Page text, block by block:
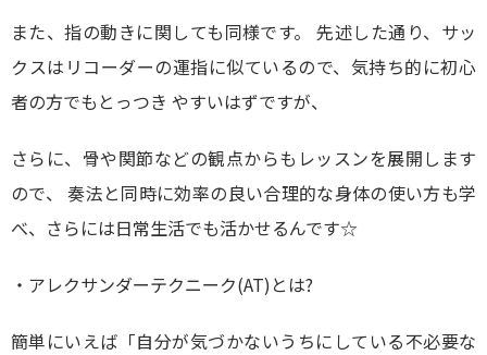
また、指の動きに関しても同様です。 先述した通り、サッ
クスはリコーダーの運指に似ているので、気持ち的に初心
者の方でもとっつき やすいはずですが、
さらに、骨や関節などの観点からもレッスンを展開します
ので、 奏法と同時に効率の良い合理的な身体の使い方も学
べ、さらには日常生活でも活かせるんです☆
・アレクサンダーテクニーク(AT)とは?
簡単にいえば「自分が気づかないうちにしている不必要な